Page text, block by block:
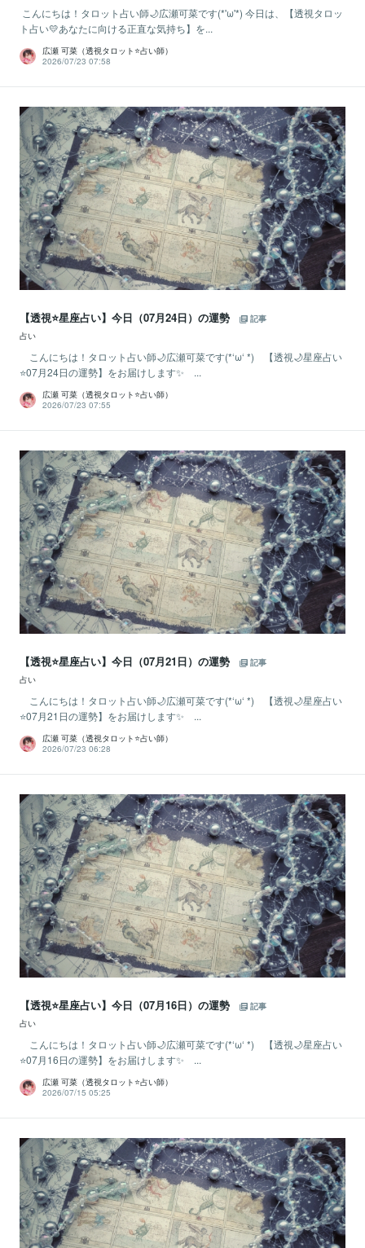
こんにちは！タロット占い師🌙広瀬可菜です(*'ω'*) 今日は、【透視タロッ
ト占い💛あなたに向ける正直な気持ち】を...
広瀬 可菜（透視タロット⭐占い師）
2026/07/23 07:58
【透視⭐️星座占い】今日（07月24日）の運勢
記事
占い
こんにちは！タロット占い師🌙広瀬可菜です(*‘ω‘ *) 【透視🌙星座占い
⭐07月24日の運勢】をお届けします✨ ...
広瀬 可菜（透視タロット⭐占い師）
2026/07/23 07:55
【透視⭐️星座占い】今日（07月21日）の運勢
記事
占い
こんにちは！タロット占い師🌙広瀬可菜です(*‘ω‘ *) 【透視🌙星座占い
⭐07月21日の運勢】をお届けします✨ ...
広瀬 可菜（透視タロット⭐占い師）
2026/07/23 06:28
【透視⭐️星座占い】今日（07月16日）の運勢
記事
占い
こんにちは！タロット占い師🌙広瀬可菜です(*‘ω‘ *) 【透視🌙星座占い
⭐07月16日の運勢】をお届けします✨ ...
広瀬 可菜（透視タロット⭐占い師）
2026/07/15 05:25